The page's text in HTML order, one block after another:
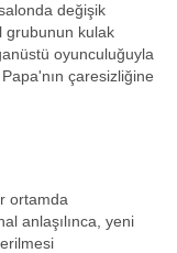
değişik
grubunun kulak
oyunculuğuyla
Papa'nın çaresizliğine
ortamda
anlaşılınca, yeni